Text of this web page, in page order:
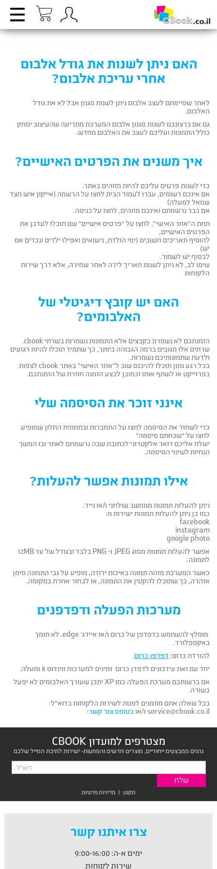
האם ניתן לשנות את גודל אלבום
אחרי עריכת אלבום?
לאחר שסיימתם לעצב אלבום ניתן לשנות סגנון אבל לא את גודל
האלבום.
גם אם ברצונכם לשנות סגנון אלבום המערכת מתריעה שהעיצוב ימחק
כולל התמונות ועליכם לעצב את האלבום מחדש.
איך משנים את הפרטים האישיים?
כדי לשנות פרטים עליכם להיות מזוהים באתר.
אם אינכם רשומים, עברו לעמוד הבית לחצו על הרשמה (אייקון איש מצד
שמאל למעלה)
אם כבר נרשמתם ואינכם מזוהים, לחצו על כניסה.
תחת ה”אזור האישי”, לחצו על “פרטים אישיים” שם תוכלו לעדכן את
הפרטים האישיים,
להוסיף תאריכים חשובים (ימי הולדת, נישואים ואפילו ילדים ונכדים אם
יש)
לבסוף יש לשמור.
שימו לב, לא ניתן לשנות תאריך לידה לאחר שמירה, אלא דרך שירות
הלקוחות
האם יש קובץ דיגיטלי של
האלבומים?
הזמנתכם לא נשמרת כקבצים אלא התמונות נשמרות בשרתי cbook.
שרתים אלו מגובים ברמה הגבוהה ביותר, כך שתמיד תוכלו להיות רגועים
ולדעת שתמונותיכם נשמרות.
בכל רגע נתון תוכלו להיכנס שוב ל”אזור האישי” באתר cbook לצפות
בפרוייקט או לשתף אותו וכמובן לבצע הזמנה חוזרת של הזמנתכם.
אינני זוכר את הסיסמה שלי
כדי לשחזר את הסיסמה לחצו על התחברות ובתחתית החלון שמופיע
לחצו על “שכחתם סיסמה”
ישלח אליכם דואר אלקטרוני לכתובת שבה נרשמתם לאתר ובו המשך
הנחיות לשינוי הסיסמה.
אילו תמונות אפשר להעלות?
ניתן להעלות תמונות ממחשב שולחני ו/או נייד.
כמו כן ניתן להעלות תמונות ישירות מ:
facebook
instagram
google photo
אפשר להעלות תמונות מסוג JPEG ו- PNG בלבד ובגודל של עד 12MB
לתמונה.
כאשר המערכת מזהה תמונה באיכות ירודה, מופיע על גבי התמונה סימן
אזהרה, כך שתוכלו להקטין את התמונה, או לבחור אחרת במקומה.
מערכות הפעלה ודפדפנים
מומלץ להשתמש בדפדפן של כרום ו/או איידג’ edge. לא תומך
באקספלורר.
להורדת כרום: דפדפן כרום
יחד עם זאת עידכונים לדפדן כרום זמינים למערכות ווינדוס 8 ומעלה.
אם ברשותכם מערכת הפעלה כמו XP יתכן שעורך האלבומים לא יפעל
כשורה.
בכל שאלה אתם מוזמנים לפנות לשירות הלקוחות בדוא”ל:
service@cbook.co.il ו/או
בטופס צור קשר:
מצטרפים למועדון CBOOK
נהנים ממבצעים ייחודיים, מוצרים חדשים והפתעות- ישירות לתיבת המייל שלכם
תקנון | מדיניות פרטיות
צרו איתנו קשר
ימים א-ה:
שירות לקוחות